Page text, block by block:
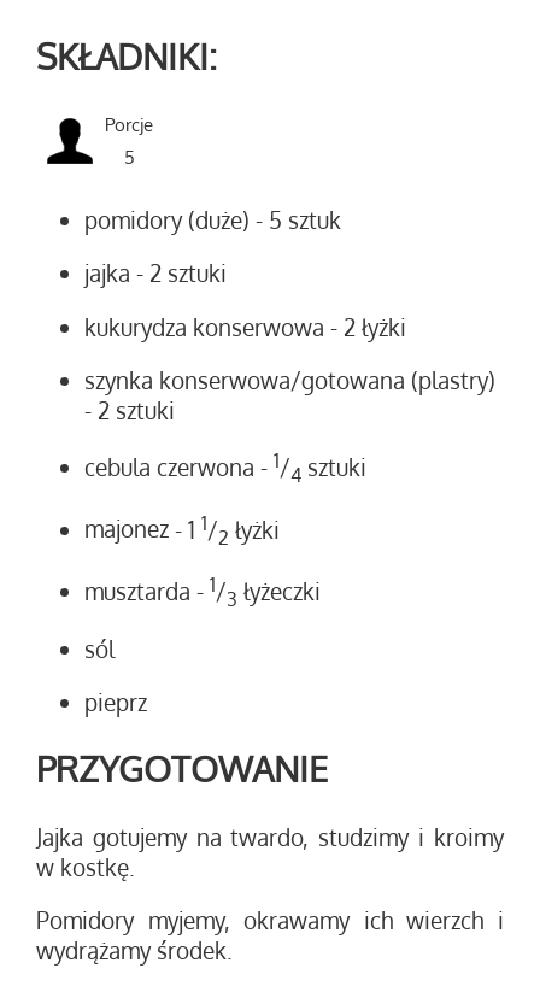
SKŁADNIKI:
Porcje
5
pomidory (duże) - 5 sztuk
jajka - 2 sztuki
kukurydza konserwowa - 2 łyżki
szynka konserwowa/gotowana (plastry)
- 2 sztuki
cebula czerwona - 1/4 sztuki
majonez - 1 1/2 łyżki
musztarda - 1/3 łyżeczki
sól
pieprz
PRZYGOTOWANIE
Jajka gotujemy na twardo, studzimy i kroimy
w kostkę.
Pomidory myjemy, okrawamy ich wierzch i
wydrążamy środek.